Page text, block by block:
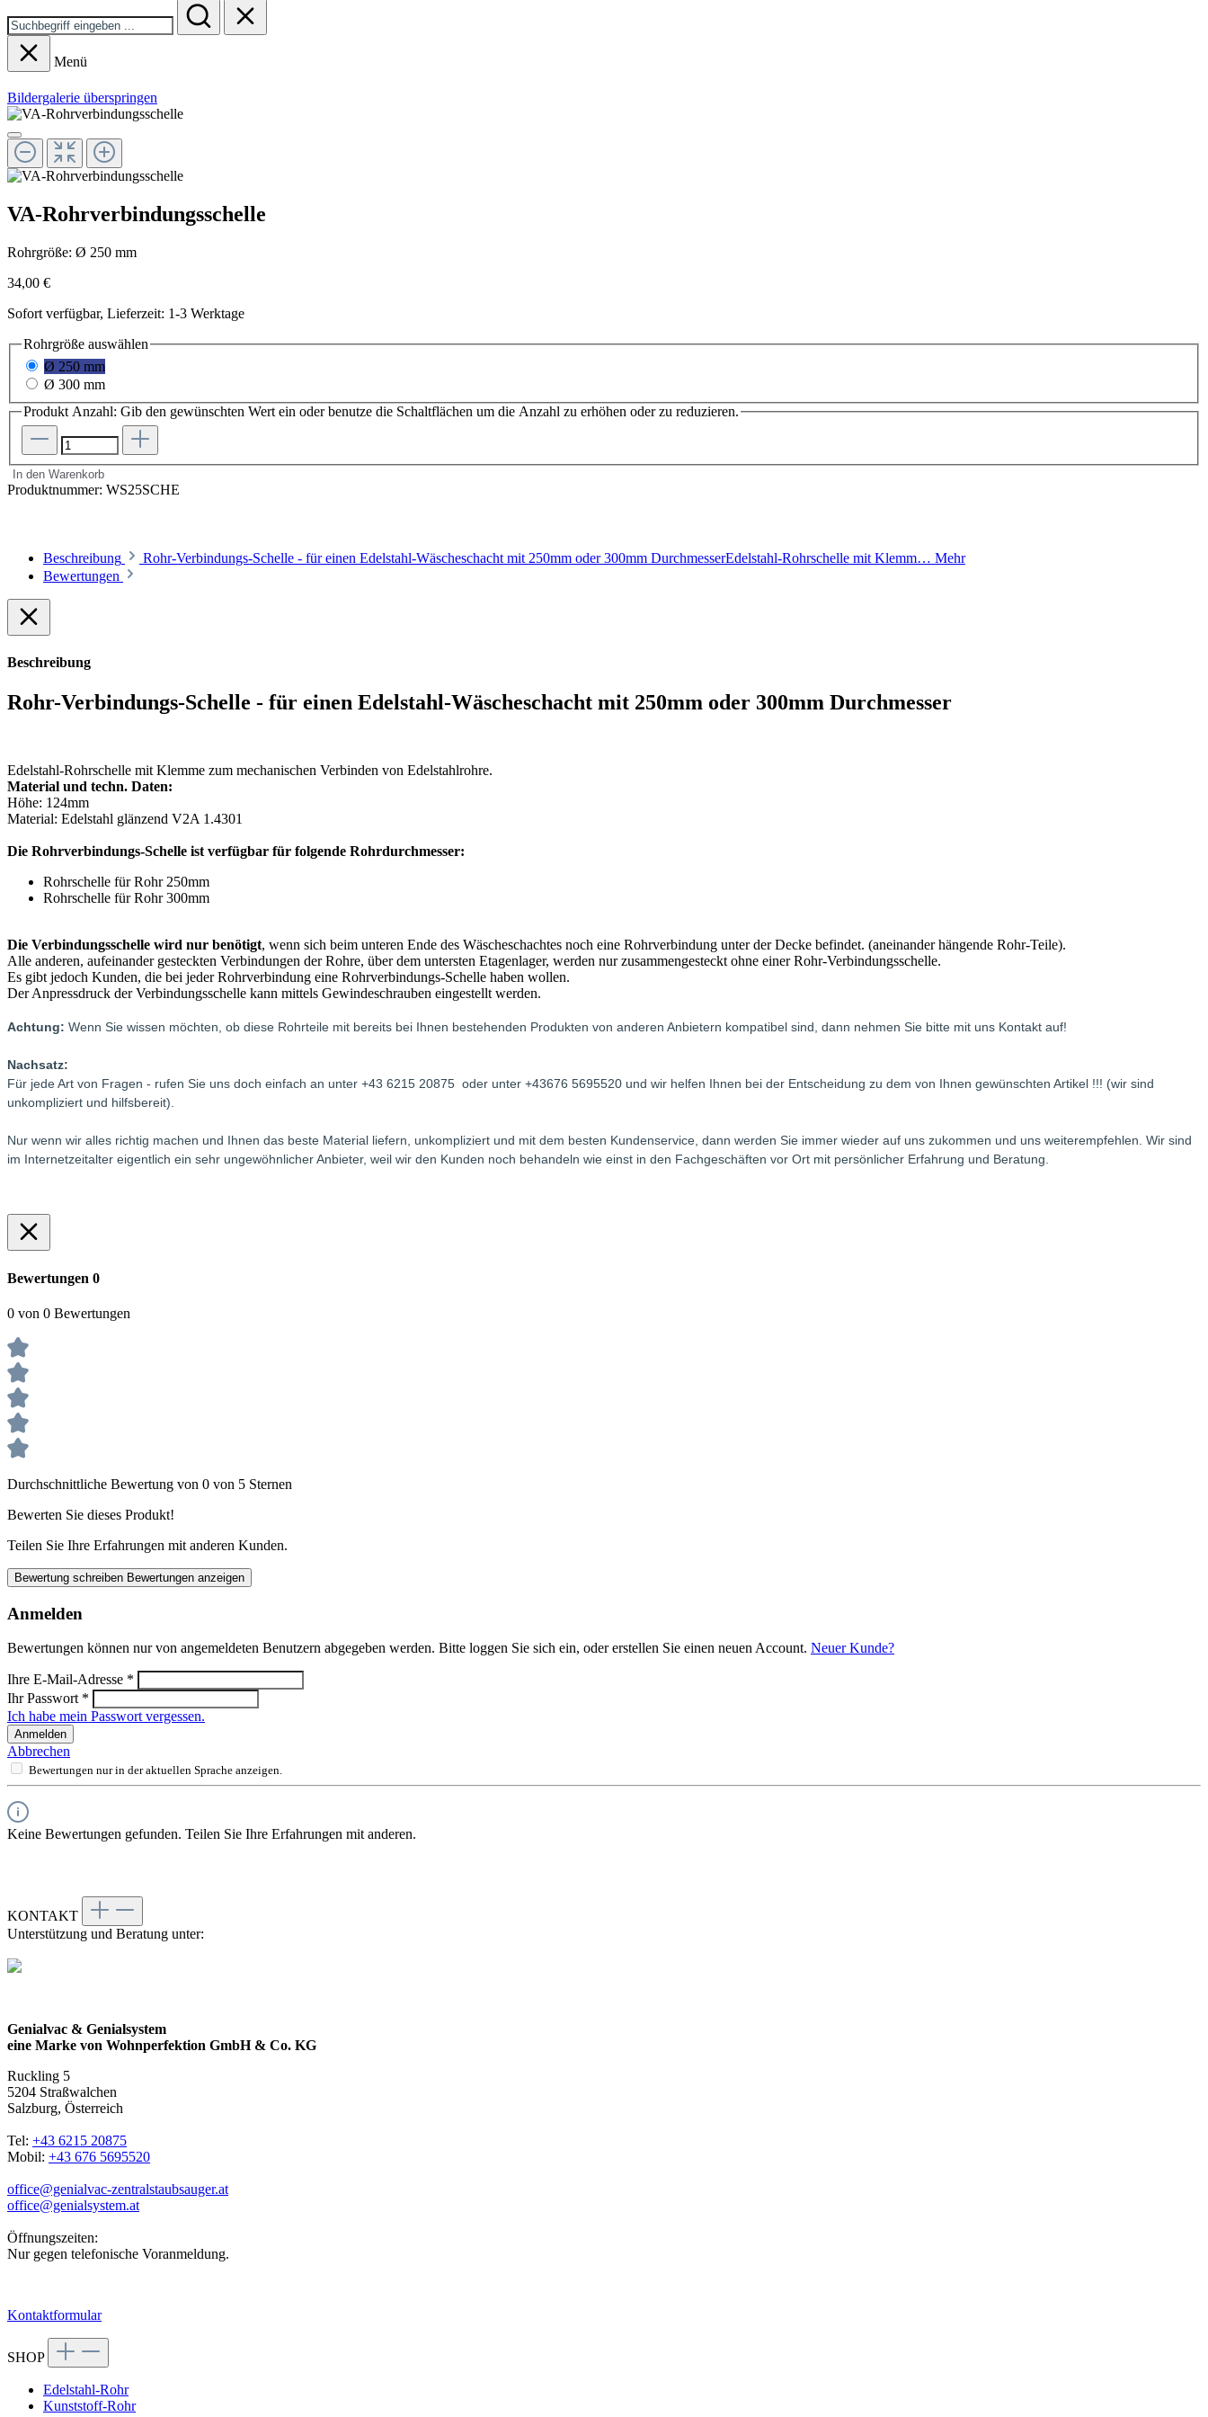
Menü
Bildergalerie überspringen
VA-Rohrverbindungsschelle
Rohrgröße: Ø 250 mm
34,00 €
Sofort verfügbar, Lieferzeit: 1-3 Werktage
Rohrgröße auswählen
Ø 250 mm
Ø 300 mm
Produkt Anzahl: Gib den gewünschten Wert ein oder benutze die Schaltflächen um die Anzahl zu erhöhen oder zu reduzieren.
In den Warenkorb
Produktnummer: WS25SCHE
Beschreibung Rohr-Verbindungs-Schelle - für einen Edelstahl-Wäscheschacht mit 250mm oder 300mm DurchmesserEdelstahl-Rohrschelle mit Klemm… Mehr
Bewertungen
Beschreibung
Rohr-Verbindungs-Schelle - für einen Edelstahl-Wäscheschacht mit 250mm oder 300mm Durchmesser
Edelstahl-Rohrschelle mit Klemme zum mechanischen Verbinden von Edelstahlrohre.
Material und techn. Daten:
Höhe: 124mm
Material: Edelstahl glänzend V2A 1.4301
Die Rohrverbindungs-Schelle ist verfügbar für folgende Rohrdurchmesser:
Rohrschelle für Rohr 250mm
Rohrschelle für Rohr 300mm
Die Verbindungsschelle wird nur benötigt, wenn sich beim unteren Ende des Wäscheschachtes noch eine Rohrverbindung unter der Decke befindet. (aneinander hängende Rohr-Teile).
Alle anderen, aufeinander gesteckten Verbindungen der Rohre, über dem untersten Etagenlager, werden nur zusammengesteckt ohne einer Rohr-Verbindungsschelle.
Es gibt jedoch Kunden, die bei jeder Rohrverbindung eine Rohrverbindungs-Schelle haben wollen.
Der Anpressdruck der Verbindungsschelle kann mittels Gewindeschrauben eingestellt werden.
Achtung: Wenn Sie wissen möchten, ob diese Rohrteile mit bereits bei Ihnen bestehenden Produkten von anderen Anbietern kompatibel sind, dann nehmen Sie bitte mit uns Kontakt auf!
Nachsatz:
Für jede Art von Fragen - rufen Sie uns doch einfach an unter +43 6215 20875 oder unter +43676 5695520 und wir helfen Ihnen bei der Entscheidung zu dem von Ihnen gewünschten Artikel !!! (wir sind
unkompliziert und hilfsbereit).
Nur wenn wir alles richtig machen und Ihnen das beste Material liefern, unkompliziert und mit dem besten Kundenservice, dann werden Sie immer wieder auf uns zukommen und uns weiterempfehlen. Wir sind
im Internetzeitalter eigentlich ein sehr ungewöhnlicher Anbieter, weil wir den Kunden noch behandeln wie einst in den Fachgeschäften vor Ort mit persönlicher Erfahrung und Beratung.
Bewertungen 0
0 von 0 Bewertungen
Durchschnittliche Bewertung von 0 von 5 Sternen
Bewerten Sie dieses Produkt!
Teilen Sie Ihre Erfahrungen mit anderen Kunden.
Bewertung schreiben Bewertungen anzeigen
Anmelden
Bewertungen können nur von angemeldeten Benutzern abgegeben werden. Bitte loggen Sie sich ein, oder erstellen Sie einen neuen Account. Neuer Kunde?
Ihre E-Mail-Adresse *
Ihr Passwort *
Ich habe mein Passwort vergessen.
Anmelden
Abbrechen
Bewertungen nur in der aktuellen Sprache anzeigen.
Keine Bewertungen gefunden. Teilen Sie Ihre Erfahrungen mit anderen.
KONTAKT
Unterstützung und Beratung unter:
Genialvac & Genialsystem
eine Marke von Wohnperfektion GmbH & Co. KG
Ruckling 5
5204 Straßwalchen
Salzburg, Österreich
Tel: +43 6215 20875
Mobil: +43 676 5695520
office@genialvac-zentralstaubsauger.at
office@genialsystem.at
Öffnungszeiten:
Nur gegen telefonische Voranmeldung.
Kontaktformular
SHOP
Edelstahl-Rohr
Kunststoff-Rohr